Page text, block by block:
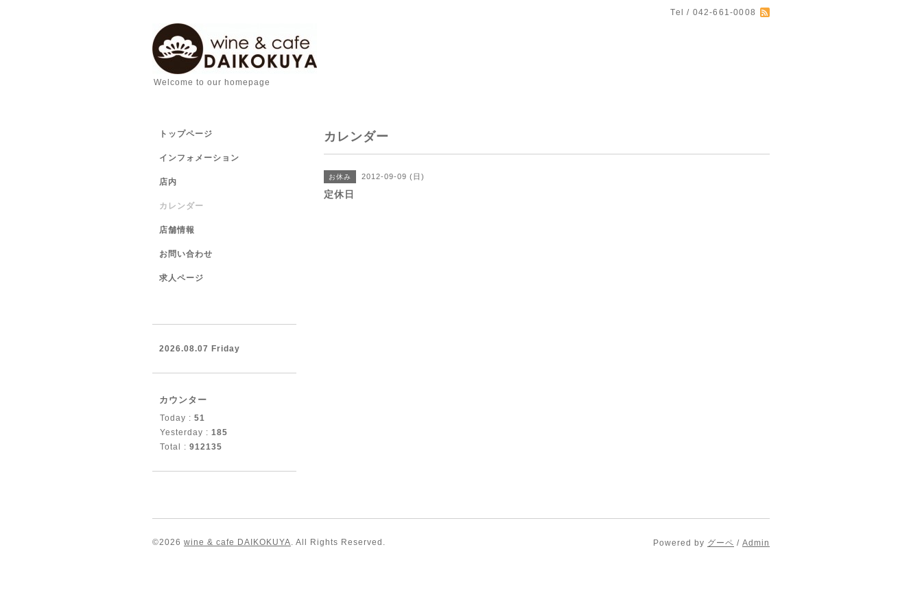
Tel / 042-661-0008
Welcome to our homepage
カレンダー
お休み 2012-09-09 (日)
定休日
トップページ
インフォメーション
店内
カレンダー
店舗情報
お問い合わせ
求人ページ
2026.08.07 Friday
カウンター
Today : 51
Yesterday : 185
Total : 912135
©2026 wine & cafe DAIKOKUYA. All Rights Reserved. Powered by グーペ / Admin